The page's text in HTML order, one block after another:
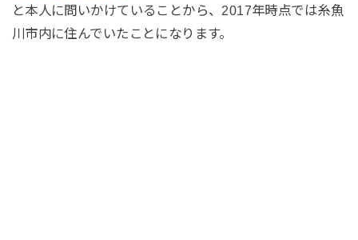
と本人に問いかけていることから、2017年時点では糸魚
川市内に住んでいたことになります。